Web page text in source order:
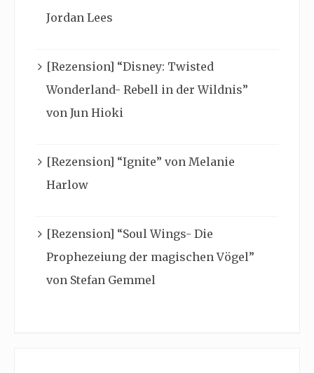
Jordan Lees
[Rezension] “Disney: Twisted
Wonderland- Rebell in der Wildnis”
von Jun Hioki
[Rezension] “Ignite” von Melanie
Harlow
[Rezension] “Soul Wings- Die
Prophezeiung der magischen Vögel”
von Stefan Gemmel